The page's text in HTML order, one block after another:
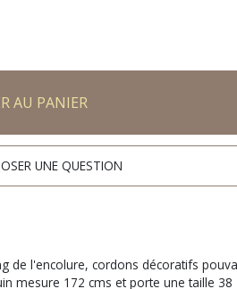
AU PANIER
UNE QUESTION
l'encolure, cordons décoratifs
mesure 172 cms et porte une taille